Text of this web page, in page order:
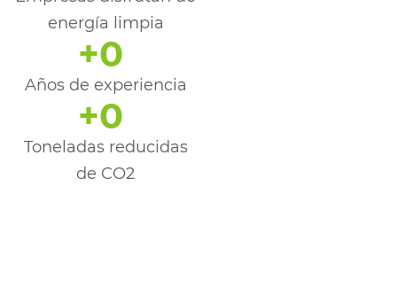
energía limpia
Años de experiencia
+0
Toneladas reducidas
de CO2
+0